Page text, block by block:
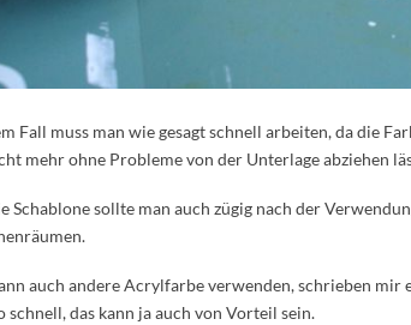
Fall muss man wie gesagt schnell arbeiten, da die
mehr ohne Probleme von der Unterlage abziehen
Schablone sollte man auch zügig nach der
auch andere Acrylfarbe verwenden, schrieben
schnell, das kann ja auch von Vorteil sein.